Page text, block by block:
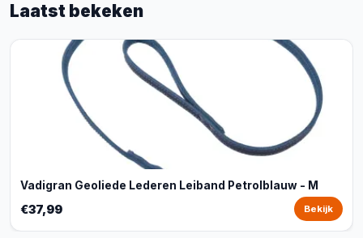
Laatst bekeken
Vadigran Geoliede Lederen Leiband Petrolblauw - M
€37,99 Bekijk